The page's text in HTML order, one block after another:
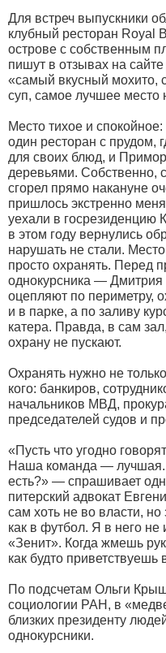
Для встреч выпускники
клубный ресторан Royal
острове с собственным
пишут в отзывах на
«самый вкусный мохито,
суп, самое лучшее место
Место тихое и
один ресторан с прудом,
для своих блюд, и
деревьями. Собственно,
сгорел прямо накануне
пришлось экстренно
уехали в госрезиденцию
в этом году вернулись
нарушать не стали.
просто охранять. Перед
однокурсника —
оцепляют по периметру,
и в парке, а по заливу
катера. Правда, в сам
охрану не пускают.
Охранять нужно не
кого: банкиров,
начальников МВД,
председателей судов и
«Пусть что угодно
Наша команда — лучшая.
есть?» — спрашивает
питерский адвокат
сам хоть не во власти,
как в футбол. Я в него не
«Зенит». Когда жмешь
как будто приветствуешь
По подсчетам Ольги
социологии РАН, в
близких президенту
однокурсники.